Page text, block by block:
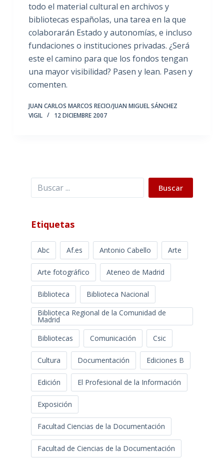
todo el material cultural en archivos y
bibliotecas españolas, una tarea en la que
colaborarán Estado y autonomías, e incluso
fundaciones o instituciones privadas. ¿Será
este el camino para que los fondos tengan
una mayor visibilidad? Pasen y lean. Pasen y
comenten.
JUAN CARLOS MARCOS RECIO/JUAN MIGUEL SÁNCHEZ
VIGIL
12 DICIEMBRE 2007
Buscar Buscar
Etiquetas
Abc Af.es Antonio Cabello Arte
Arte fotográfico Ateneo de Madrid
Biblioteca
Biblioteca Nacional
Biblioteca Regional de la Comunidad de
Madrid
Bibliotecas
Comunicación Csic
Cultura Documentación Ediciones B
Edición El Profesional de la Información
Exposición
Facultad Ciencias de la Documentación
Facultad de Ciencias de la Documentación